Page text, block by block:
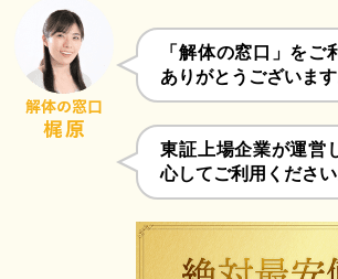
「解体の窓口」をご
ありがとうございます
東証上場企業が運営
心してご利用ください